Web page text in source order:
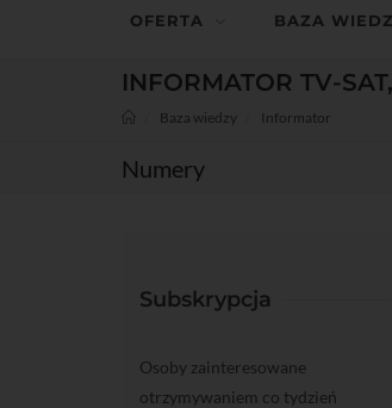
OFERTA BAZA
INFORMATOR TV-
Baza wiedzy Informator
Numery
Subskrypcja
Osoby zainteresowane
otrzymywaniem co tydzień